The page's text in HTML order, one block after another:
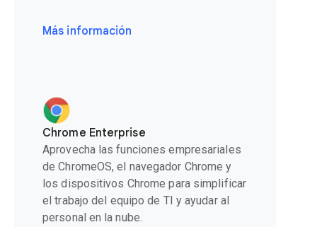
Más información
Chrome Enterprise
Aprovecha las funciones empresariales
de ChromeOS, el navegador Chrome y
los dispositivos Chrome para simplificar
el trabajo del equipo de TI y ayudar al
personal en la nube.